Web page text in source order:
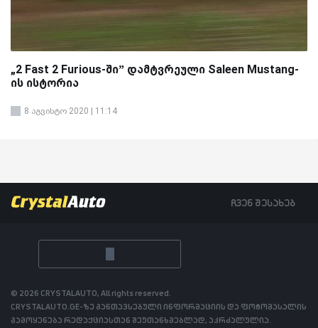
„2 Fast 2 Furious-ში” დამტვრეული Saleen Mustang-
ის ისტორია
8 აგვისტო 2020 | 11:14
ჩვენ შესახებ
© 2026 CRYSTALAUTO, All rights reserved.
CRYSTALAUTO.GE-ზე განთავსებული ინფორმაციის და ფოტომასალის
გამოყენება რედაქციასთან შეუთანხმებლად, აკრძალულია.